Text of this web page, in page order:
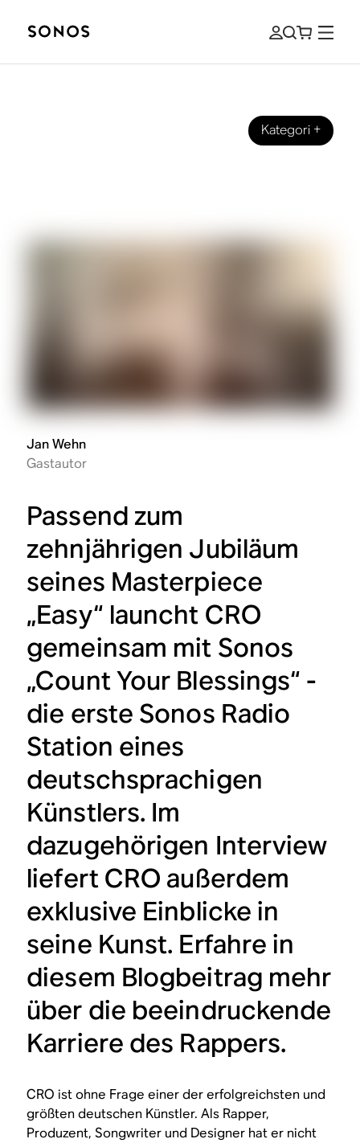
Kategori+
Jan Wehn
Gastautor
Passend zum
zehnjährigen Jubiläum
seines Masterpiece
„Easy“ launcht CRO
gemeinsam mit Sonos
„Count Your Blessings“ -
die erste Sonos Radio
Station eines
deutschsprachigen
Künstlers. Im
dazugehörigen Interview
liefert CRO außerdem
exklusive Einblicke in
seine Kunst. Erfahre in
diesem Blogbeitrag mehr
über die beeindruckende
Karriere des Rappers.
CRO ist ohne Frage einer der erfolgreichsten und
größten deutschen Künstler. Als Rapper,
Produzent, Songwriter und Designer hat er nicht